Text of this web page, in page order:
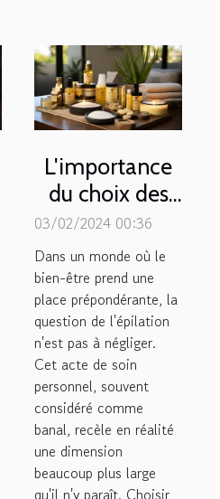
L'importance
du choix des
produits
d'épilation
pour un soin
de soi
holistique
03/02/2024 00:36
Dans un monde où le
bien-être prend une
place prépondérante, la
question de l'épilation
n'est pas à négliger.
Cet acte de soin
personnel, souvent
considéré comme
banal, recèle en réalité
une dimension
beaucoup plus large
qu'il n'y paraît. Choisir